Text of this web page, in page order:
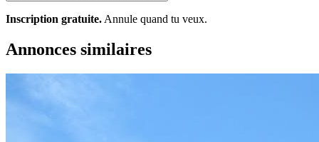
Inscription gratuite. Annule quand tu veux.
Annonces similaires